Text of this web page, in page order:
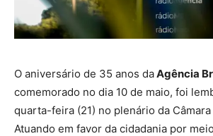
O aniversário de 35 anos daAgência
comemorado no dia 10 de maio, foi
quarta-feira (21) no plenário da
Atuando em favor da cidadania por